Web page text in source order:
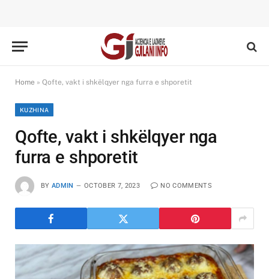
Home » Qofte, vakt i shkëlqyer nga furra e shporetit
KUZHINA
Qofte, vakt i shkëlqyer nga
furra e shporetit
BY ADMIN OCTOBER 7, 2023 NO COMMENTS